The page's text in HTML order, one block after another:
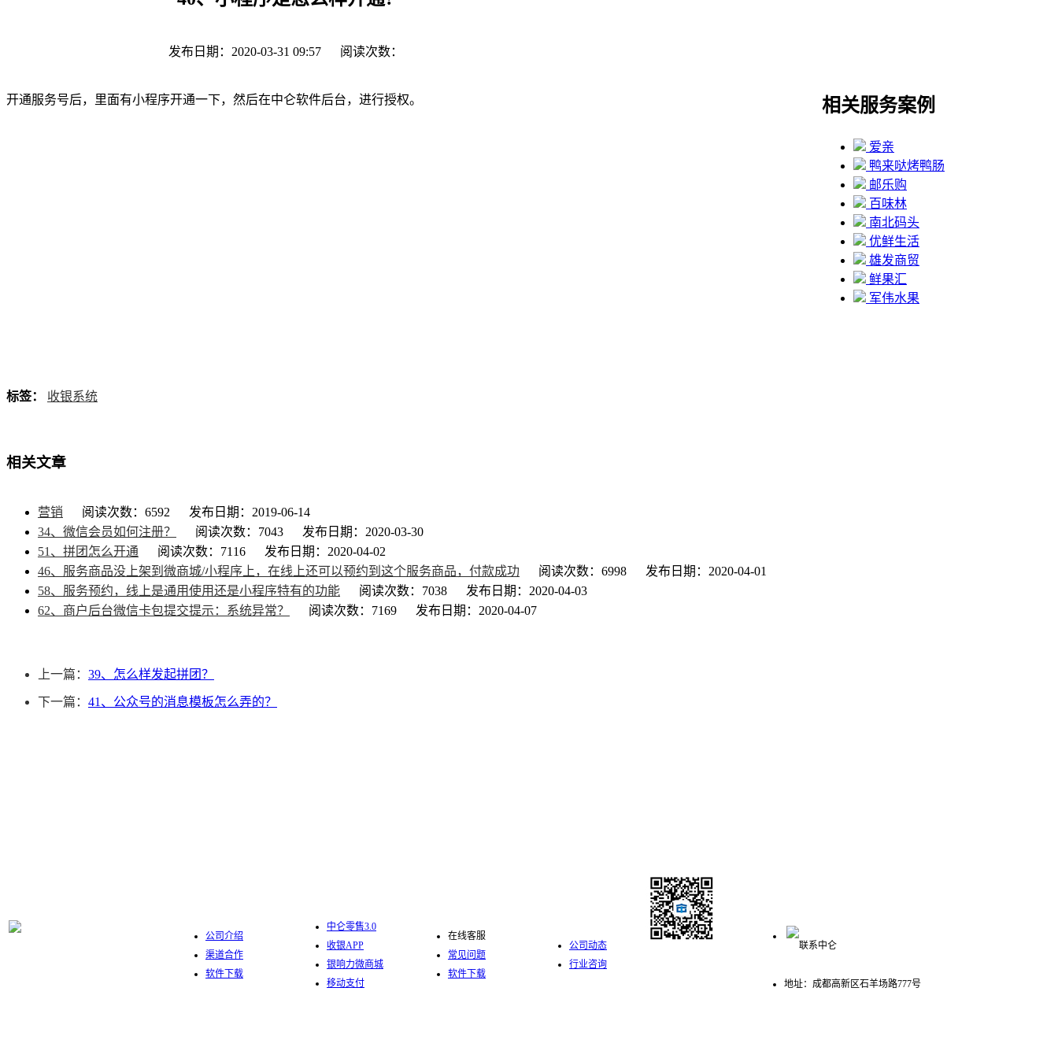
发布日期：2020-03-31 09:57 阅读次数：
开通服务号后，里面有小程序开通一下，然后在中仑软件后台，进行授权。 相关服务案例
爱亲
鸭来哒烤鸭肠
邮乐购
百味林
南北码头
优鲜生活
雄发商贸
鲜果汇
军伟水果
标签： 收银系统
相关文章
营销 阅读次数：6592
发布日期：2019-06-14
34、微信会员如何注册？
阅读次数：7043
发布日期：2020-03-30
51、拼团怎么开通
阅读次数：7116
发布日期：2020-04-02
46、服务商品没上架到微商城/小程序上，在线上还可以预约到这个服务商品，付款成功
阅读次数：6998
发布日期：2020-04-01
58、服务预约，线上是通用使用还是小程序特有的功能
阅读次数：7038
发布日期：2020-04-03
62、商户后台微信卡包提交提示：系统异常？
阅读次数：7169 发布日期：2020-04-07
上一篇： 39、怎么样发起拼团？
下一篇： 41、公众号的消息模板怎么弄的？
公司介绍
渠道合作
软件下载
中仑零售3.0
收银APP
银响力微商城
移动支付
在线客服
常见问题
软件下载
公司动态
行业咨询
地址：成都高新区石羊场路777号